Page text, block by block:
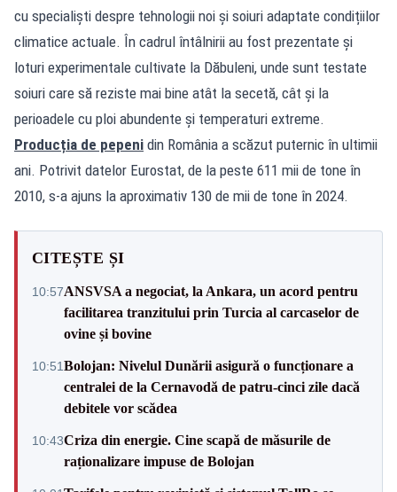
cu specialiști despre tehnologii noi și soiuri adaptate condițiilor
climatice actuale. În cadrul întâlnirii au fost prezentate și
loturi experimentale cultivate la Dăbuleni, unde sunt testate
soiuri care să reziste mai bine atât la secetă, cât și la
perioadele cu ploi abundente și temperaturi extreme.
Producția de pepeni din România a scăzut puternic în ultimii
ani. Potrivit datelor Eurostat, de la peste 611 mii de tone în
2010, s-a ajuns la aproximativ 130 de mii de tone în 2024.
CITEȘTE ȘI
10:57ANSVSA a negociat, la Ankara, un acord pentru
facilitarea tranzitului prin Turcia al carcaselor de
ovine și bovine
10:51Bolojan: Nivelul Dunării asigură o funcționare a
centralei de la Cernavodă de patru-cinci zile dacă
debitele vor scădea
10:43Criza din energie. Cine scapă de măsurile de
raționalizare impuse de Bolojan